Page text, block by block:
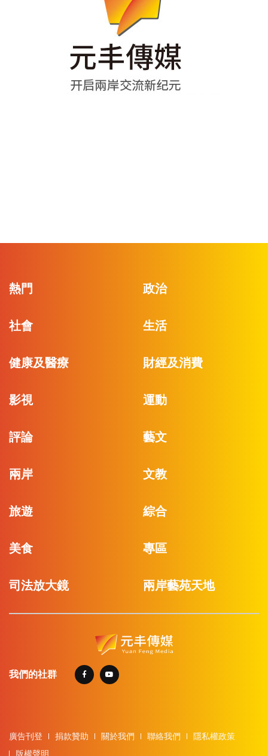
熱門 政治
社會 生活
健康及醫療 財經及消費
影視 運動
評論 藝文
兩岸 文教
旅遊 綜合
美食 專區
司法放大鏡 兩岸藝苑天地
我們的社群
廣告刊登 捐款贊助 關於我們 聯絡我們
隱私權政策
版權聲明